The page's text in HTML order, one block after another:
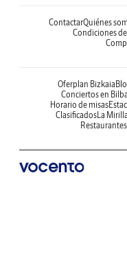
ContactarQuiénes
Condiciones
Oferplan Bizkaia
Conciertos en
Horario de misas
ClasificadosLa Mirilla